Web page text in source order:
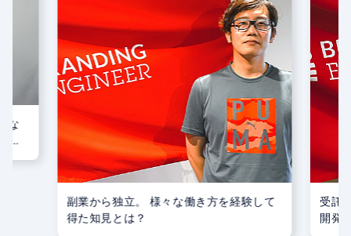
な
-株
副業から独立。 様々な働き方を経験して
得た知見とは？
受託
開発